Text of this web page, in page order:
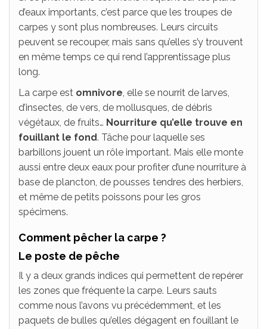
d’eaux importants, c’est parce que les troupes de
carpes y sont plus nombreuses. Leurs circuits
peuvent se recouper, mais sans qu’elles s’y trouvent
en même temps ce qui rend l’apprentissage plus
long.
La carpe est omnivore, elle se nourrit de larves,
d’insectes, de vers, de mollusques, de débris
végétaux, de fruits… Nourriture qu’elle trouve en
fouillant le fond. Tâche pour laquelle ses
barbillons jouent un rôle important. Mais elle monte
aussi entre deux eaux pour profiter d’une nourriture à
base de plancton, de pousses tendres des herbiers,
et même de petits poissons pour les gros
spécimens.
Comment pêcher la carpe ?
Le poste de pêche
Il y a deux grands indices qui permettent de repérer
les zones que fréquente la carpe. Leurs sauts
comme nous l’avons vu précédemment, et les
paquets de bulles qu’elles dégagent en fouillant le